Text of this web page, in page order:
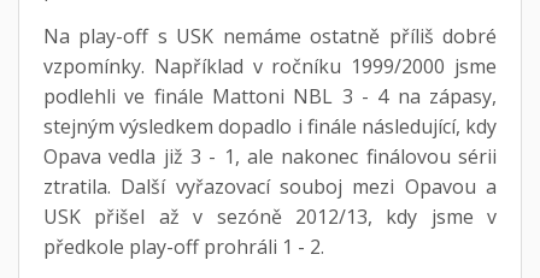
Na play-off s USK nemáme ostatně příliš dobré
vzpomínky. Například v ročníku 1999/2000 jsme
podlehli ve finále Mattoni NBL 3 - 4 na zápasy,
stejným výsledkem dopadlo i finále následující, kdy
Opava vedla již 3 - 1, ale nakonec finálovou sérii
ztratila. Další vyřazovací souboj mezi Opavou a
USK přišel až v sezóně 2012/13, kdy jsme v
předkole play-off prohráli 1 - 2.